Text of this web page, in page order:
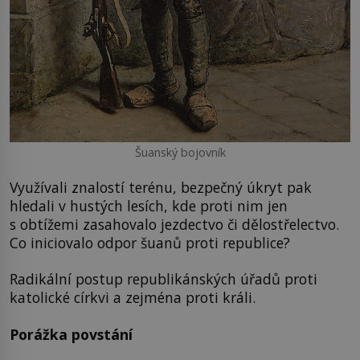
Šuanský bojovník
Využívali znalostí terénu, bezpečný úkryt pak
hledali v hustých lesích, kde proti nim jen
s obtížemi zasahovalo jezdectvo či dělostřelectvo.
Co iniciovalo odpor šuanů proti republice?
Radikální postup republikánských úřadů proti
katolické církvi a zejména proti králi.
Porážka povstání